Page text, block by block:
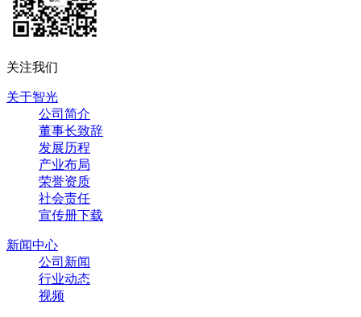
关注我们
关于智光
公司简介
董事长致辞
发展历程
产业布局
荣誉资质
社会责任
宣传册下载
新闻中心
公司新闻
行业动态
视频